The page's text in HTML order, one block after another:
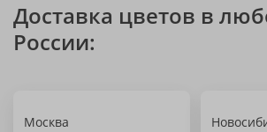
Доставка цветов в
России:
Москва